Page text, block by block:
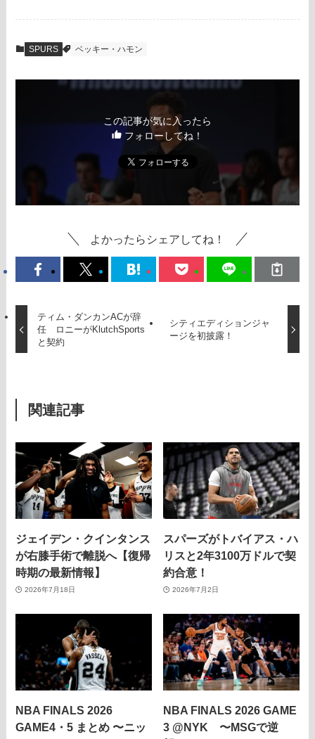
SPURS ベッキー・ハモン
この記事が気に入ったら
フォローしてね！
よかったらシェアしてね！
ティム・ダンカンACが辞
任 ロニーがKlutchSports
と契約
シティエディションジャ
ージを初披露！
関連記事
ジェイデン・クインタンス
が右膝手術で離脱へ【復帰
時期の最新情報】
2026年7月18日
スパーズがトバイアス・ハ
リスと2年3100万ドルで契
約合意！
2026年7月2日
NBA FINALS 2026
GAME4・5 まとめ 〜ニッ
NBA FINALS 2026 GAME
3 @NYK 〜MSGで逆